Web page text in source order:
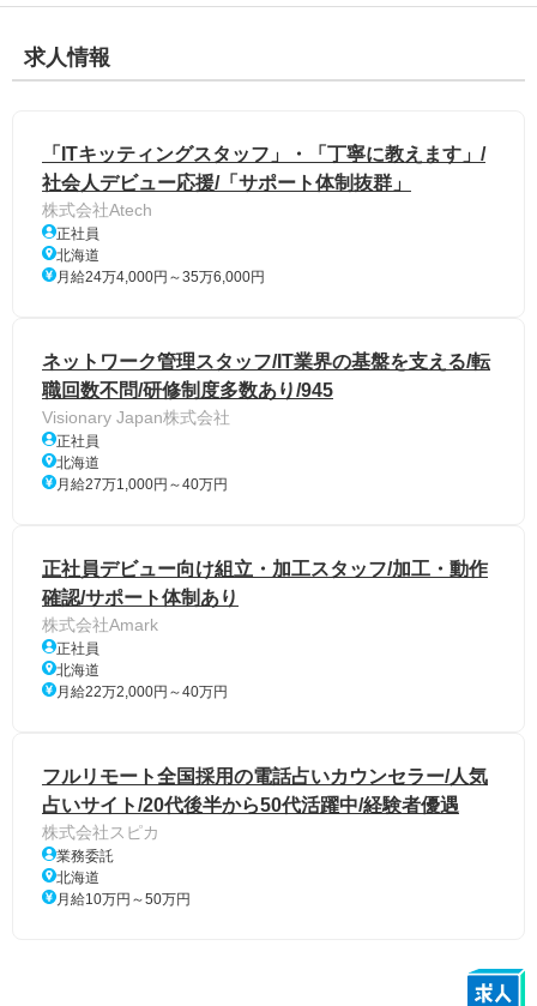
求人情報
「ITキッティングスタッフ」・「丁寧に教えます」/
社会人デビュー応援/「サポート体制抜群」
株式会社Atech
正社員
北海道
月給24万4,000円～35万6,000円
ネットワーク管理スタッフ/IT業界の基盤を支える/転
職回数不問/研修制度多数あり/945
Visionary Japan株式会社
正社員
北海道
月給27万1,000円～40万円
正社員デビュー向け組立・加工スタッフ/加工・動作
確認/サポート体制あり
株式会社Amark
正社員
北海道
月給22万2,000円～40万円
フルリモート全国採用の電話占いカウンセラー/人気
占いサイト/20代後半から50代活躍中/経験者優遇
株式会社スピカ
業務委託
北海道
月給10万円～50万円